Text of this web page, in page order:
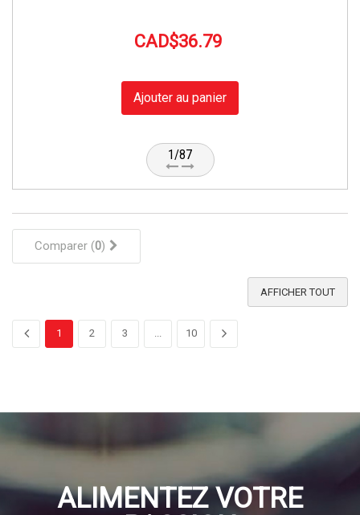
CAD$36.79
Ajouter au panier
1/87
Comparer (0)
AFFICHER TOUT
1 2 3 ... 10
ALIMENTEZ VOTRE